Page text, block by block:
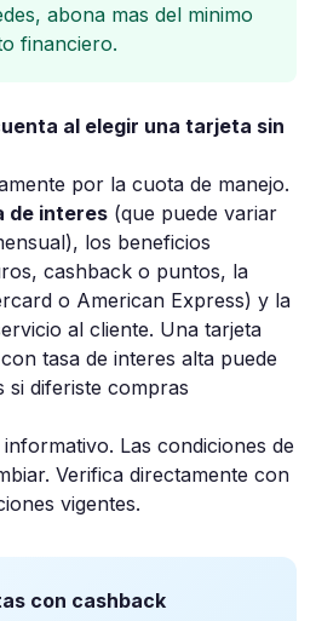
abona mas del minimo
financiero.
al elegir una tarjeta sin
por la cuota de manejo.
de interes (que puede variar
los beneficios
cashback o puntos, la
o American Express) y la
al cliente. Una tarjeta
tasa de interes alta puede
si diferiste compras
Las condiciones de
Verifica directamente con
vigentes.
con cashback